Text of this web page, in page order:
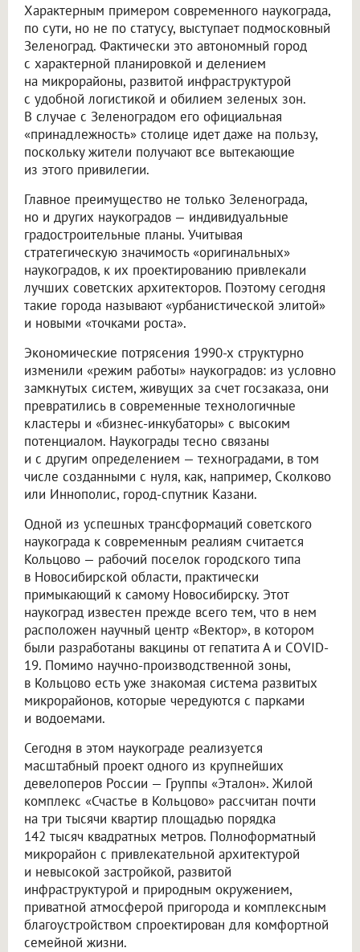
Характерным примером современного наукограда,
по сути, но не по статусу, выступает подмосковный
Зеленоград. Фактически это автономный город
с характерной планировкой и делением
на микрорайоны, развитой инфраструктурой
с удобной логистикой и обилием зеленых зон.
В случае с Зеленоградом его официальная
«принадлежность» столице идет даже на пользу,
поскольку жители получают все вытекающие
из этого привилегии.
Главное преимущество не только Зеленограда,
но и других наукоградов — индивидуальные
градостроительные планы. Учитывая
стратегическую значимость «оригинальных»
наукоградов, к их проектированию привлекали
лучших советских архитекторов. Поэтому сегодня
такие города называют «урбанистической элитой»
и новыми «точками роста».
Экономические потрясения 1990-х структурно
изменили «режим работы» наукоградов: из условно
замкнутых систем, живущих за счет госзаказа, они
превратились в современные технологичные
кластеры и «бизнес-инкубаторы» с высоким
потенциалом. Наукограды тесно связаны
и с другим определением — техноградами, в том
числе созданными с нуля, как, например, Сколково
или Иннополис, город-спутник Казани.
Одной из успешных трансформаций советского
наукограда к современным реалиям считается
Кольцово — рабочий поселок городского типа
в Новосибирской области, практически
примыкающий к самому Новосибирску. Этот
наукоград известен прежде всего тем, что в нем
расположен научный центр «Вектор», в котором
были разработаны вакцины от гепатита А и COVID-
19. Помимо научно-производственной зоны,
в Кольцово есть уже знакомая система развитых
микрорайонов, которые чередуются с парками
и водоемами.
Сегодня в этом наукограде реализуется
масштабный проект одного из крупнейших
девелоперов России — Группы «Эталон». Жилой
комплекс «Счастье в Кольцово» рассчитан почти
на три тысячи квартир площадью порядка
142 тысяч квадратных метров. Полноформатный
микрорайон с привлекательной архитектурой
и невысокой застройкой, развитой
инфраструктурой и природным окружением,
приватной атмосферой пригорода и комплексным
благоустройством спроектирован для комфортной
семейной жизни.